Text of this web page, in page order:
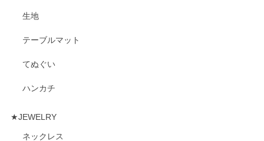
生地
テーブルマット
てぬぐい
ハンカチ
★JEWELRY
ネックレス